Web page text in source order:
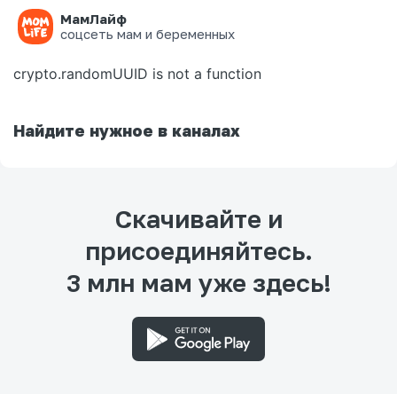
МамЛайф
соцсеть мам и беременных
Ошибка на странице
crypto.randomUUID is not a function
Найдите нужное в каналах
Скачивайте и
присоединяйтесь.
3 млн мам уже здесь!